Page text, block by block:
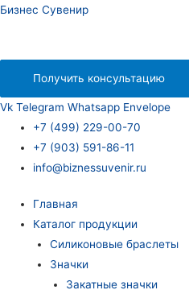
Бизнес Сувенир
Получить консультацию
Vk Telegram Whatsapp Envelope
+7 (499) 229-00-70
+7 (903) 591-86-11
info@biznessuvenir.ru
Главная
Каталог продукции
Силиконовые браслеты
Значки
Закатные значки